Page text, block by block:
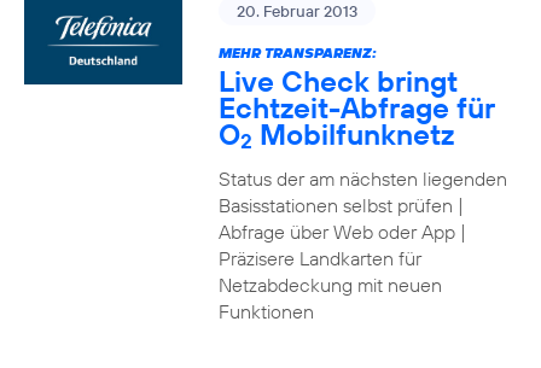
20. Februar 2013
MEHR TRANSPARENZ:
Live Check bringt
Echtzeit-Abfrage für
O2 Mobilfunknetz
Status der am nächsten liegenden
Basisstationen selbst prüfen |
Abfrage über Web oder App |
Präzisere Landkarten für
Netzabdeckung mit neuen
Funktionen